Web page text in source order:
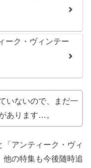
ーク・ヴィンテー
いないので、まだ一
あります…。
アンティーク・ヴィ
他の特集も今後随時追